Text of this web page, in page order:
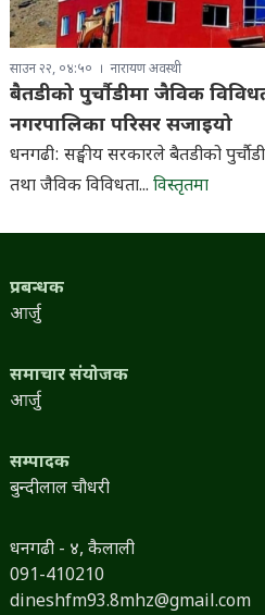
साउन २२, ०४:५० नारायण अवस्थी
बैतडीको पुर्चौडीमा जैविक
नगरपालिका परिसर सजाइयो
धनगढी: सङ्घीय सरकारले बैतडीको
तथा जैविक विविधता... विस्तृतमा
प्रबन्धक
आर्जु
समाचार संयोजक
आर्जु
सम्पादक
बुन्दीलाल चौधरी
धनगढी - ४, कैलाली
091-410210
dineshfm93.8mhz@gmail.com